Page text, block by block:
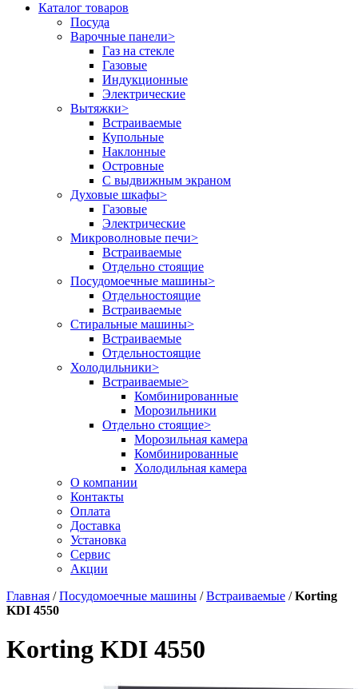
Каталог товаров
Посуда
Варочные панели>
Газ на стекле
Газовые
Индукционные
Электрические
Вытяжки>
Встраиваемые
Купольные
Наклонные
Островные
С выдвижным экраном
Духовые шкафы>
Газовые
Электрические
Микроволновые печи>
Встраиваемые
Отдельно стоящие
Посудомоечные машины>
Отдельностоящие
Встраиваемые
Стиральные машины>
Встраиваемые
Отдельностоящие
Холодильники>
Встраиваемые>
Комбинированные
Морозильники
Отдельно стоящие>
Морозильная камера
Комбинированные
Холодильная камера
О компании
Контакты
Оплата
Доставка
Установка
Сервис
Акции
Главная /Посудомоечные машины /Встраиваемые /Korting
KDI 4550
Korting KDI 4550